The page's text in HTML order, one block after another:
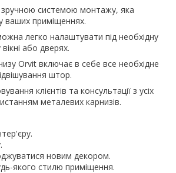
системою монтажу, яка
ваших приміщеннях.
легко налаштувати під необхідну
або дверях.
Orvit включає в себе все необхідне
штор.
клієнтів та консультації з усіх
металевих карнизів.
новим декором.
якого стилю приміщення.